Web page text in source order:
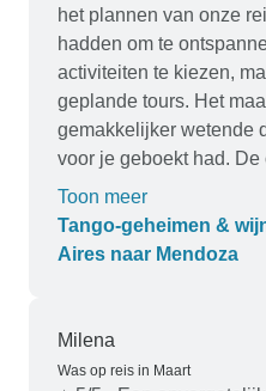
het plannen van onze
hadden om te
activiteiten te kiezen,
geplande tours. Het
gemakkelijker wetende
voor je geboekt had.
BESTE. Je had altijd
te nemen in geval van
Onze vlucht had 12 uur
er ook goed voor
Engelssprekende gids
Toon meer
Tango-geheimen &
Aires naar Mendoza
Milena
Was op reis in Maart